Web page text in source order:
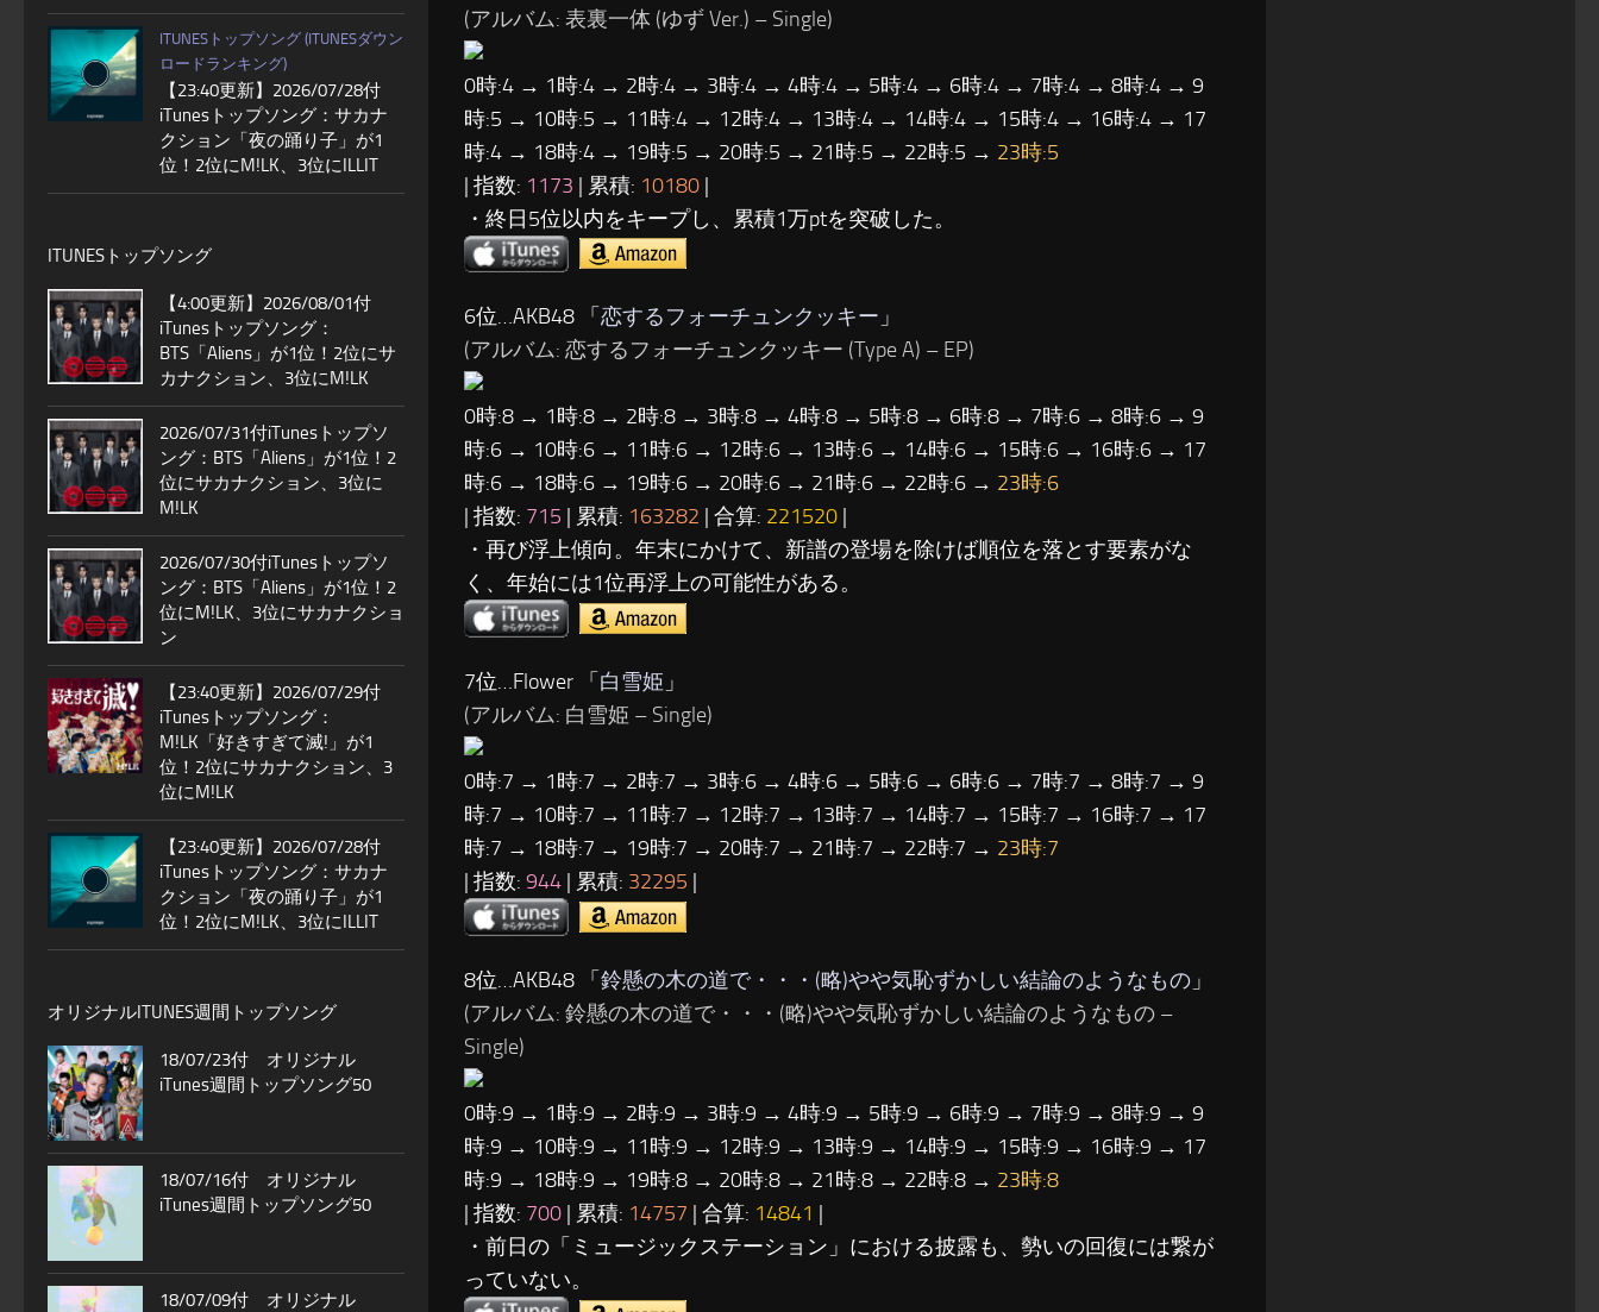
(アルバム: 表裏一体 (ゆず Ver.) – Single)
0時:4 → 1時:4 → 2時:4 → 3時:4 → 4時:4 → 5時:4 → 6時:4 → 7時:4 → 8時:4 → 9
時:5 → 10時:5 → 11時:4 → 12時:4 → 13時:4 → 14時:4 → 15時:4 → 16時:4 → 17
時:4 → 18時:4 → 19時:5 → 20時:5 → 21時:5 → 22時:5 → 23時:5
| 指数: 1173 | 累積: 10180 |
・終日5位以内をキープし、累積1万ptを突破した。
6位…AKB48 「 恋するフォーチュンクッキー 」
(アルバム: 恋するフォーチュンクッキー (Type A) – EP)
0時:8 → 1時:8 → 2時:8 → 3時:8 → 4時:8 → 5時:8 → 6時:8 → 7時:6 → 8時:6 → 9
時:6 → 10時:6 → 11時:6 → 12時:6 → 13時:6 → 14時:6 → 15時:6 → 16時:6 → 17
時:6 → 18時:6 → 19時:6 → 20時:6 → 21時:6 → 22時:6 → 23時:6
| 指数: 715 | 累積: 163282 | 合算: 221520 |
・再び浮上傾向。年末にかけて、新譜の登場を除けば順位を落とす要素がな
く、年始には1位再浮上の可能性がある。
7位…Flower 「 白雪姫 」
(アルバム: 白雪姫 – Single)
0時:7 → 1時:7 → 2時:7 → 3時:6 → 4時:6 → 5時:6 → 6時:6 → 7時:7 → 8時:7 → 9
時:7 → 10時:7 → 11時:7 → 12時:7 → 13時:7 → 14時:7 → 15時:7 → 16時:7 → 17
時:7 → 18時:7 → 19時:7 → 20時:7 → 21時:7 → 22時:7 → 23時:7
| 指数: 944 | 累積: 32295 |
8位…AKB48 「 鈴懸の木の道で・・・(略)やや気恥ずかしい結論のようなもの 」
(アルバム: 鈴懸の木の道で・・・(略)やや気恥ずかしい結論のようなもの –
Single)
0時:9 → 1時:9 → 2時:9 → 3時:9 → 4時:9 → 5時:9 → 6時:9 → 7時:9 → 8時:9 → 9
時:9 → 10時:9 → 11時:9 → 12時:9 → 13時:9 → 14時:9 → 15時:9 → 16時:9 → 17
時:9 → 18時:9 → 19時:8 → 20時:8 → 21時:8 → 22時:8 → 23時:8
| 指数: 700 | 累積: 14757 | 合算: 14841 |
・前日の「ミュージックステーション」における披露も、勢いの回復には繋が
っていない。
ITUNESトップソング (ITUNESダウン
ロードランキング)
【23:40更新】2026/07/28付
iTunesトップソング：サカナ
クション「夜の踊り子」が1
位！2位にM!LK、3位にILLIT
ITUNESトップソング
【4:00更新】2026/08/01付
iTunesトップソング：
BTS「Aliens」が1位！2位にサ
カナクション、3位にM!LK
2026/07/31付iTunesトップソ
ング：BTS「Aliens」が1位！2
位にサカナクション、3位に
M!LK
2026/07/30付iTunesトップソ
ング：BTS「Aliens」が1位！2
位にM!LK、3位にサカナクショ
ン
【23:40更新】2026/07/29付
iTunesトップソング：
M!LK「好きすぎて滅!」が1
位！2位にサカナクション、3
位にM!LK
【23:40更新】2026/07/28付
iTunesトップソング：サカナ
クション「夜の踊り子」が1
位！2位にM!LK、3位にILLIT
オリジナルITUNES週間トップソング
18/07/23付 オリジナル
iTunes週間トップソング50
18/07/16付 オリジナル
iTunes週間トップソング50
18/07/09付 オリジナル